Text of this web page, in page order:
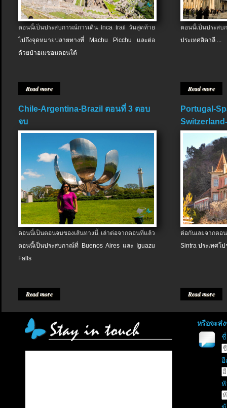
ตอนนี้เป็นประสบการณ์การเดิน Inca trail วันสุดท้าย
ไปถึงจุดหมายปลายทางที่ Machu Picchu และต่อ
ด้วยป่าอเมซอนตอนใต้
Read more
ตอนนี้เป็นประส
ประเทศอิตาลี ...
Read more
Chile-Argentina-Brazil ตอนที่ 3 ตอบ
จบ
ตอนนี้เป็นตอนจบของเส้นทางนี้ เล่าต่อจากตอนที่แล้ว
ตอนนี้เป็นประสบกาณ์ที่ Buenos Aires และ Iguazu
Falls
Read more
Portugal-
ต่อกันเลยจากต
Sintra ประเทศโป
Read more
หรือจะส่
อี
หั